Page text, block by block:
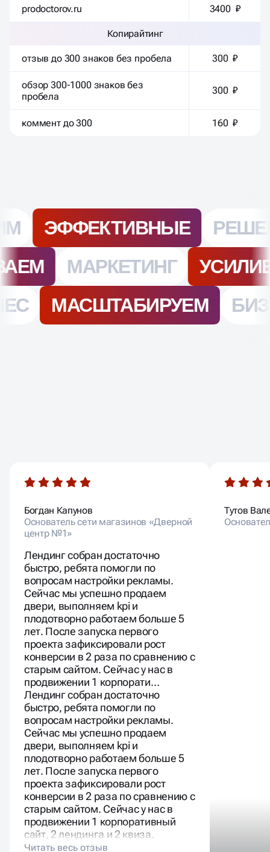
prodoctorov.ru 3400 ₽
Копирайтинг
отзыв до 300 знаков без пробела 300 ₽
обзор 300-1000 знаков без
пробела
300 ₽
коммент до 300 160 ₽
Богдан Капунов
Основатель сети магазинов «Дверной
центр №1»
Лендинг собран достаточно
быстро, ребята помогли по
вопросам настройки рекламы.
Сейчас мы успешно продаем
двери, выполняем kpi и
плодотворно работаем больше 5
лет. После запуска первого
проекта зафиксировали рост
конверсии в 2 раза по сравнению с
старым сайтом. Сейчас у нас в
продвижении 1 корпорати…
Лендинг собран достаточно
быстро, ребята помогли по
вопросам настройки рекламы.
Сейчас мы успешно продаем
двери, выполняем kpi и
плодотворно работаем больше 5
лет. После запуска первого
проекта зафиксировали рост
конверсии в 2 раза по сравнению с
старым сайтом. Сейчас у нас в
продвижении 1 корпоративный
сайт, 2 лендинга и 2 квиза.
Тутов